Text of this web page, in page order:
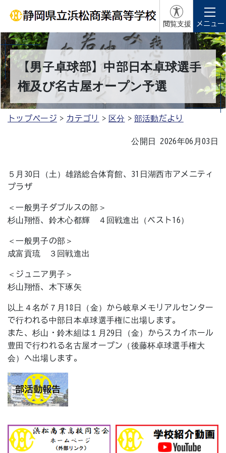
閲覧支援 メニュー
【男子卓球部】中部日本卓球選手
権及び名古屋オープン予選
トップページ カテゴリ 区分 部活動だより
公開日 2026年06月03日
５月30日（土）雄踏総合体育館、31日湖西市アメニティ
プラザ
＜一般男子ダブルスの部＞
杉山翔悟、鈴木心都輝 ４回戦進出（ベスト16）
＜一般男子の部＞
成富貢琉 ３回戦進出
＜ジュニア男子＞
杉山翔悟、木下琢矢
以上４名が７月18日（金）から岐阜メモリアルセンター
で行われる中部日本卓球選手権に出場します。
また、杉山・鈴木組は１月29日（金）からスカイホール
豊田で行われる名古屋オープン（後藤杯卓球選手権大
会）へ出場します。